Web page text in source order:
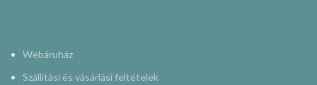
Webáruház
Szállítási és vásárlási feltételek